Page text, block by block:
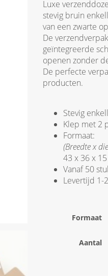
Luxe
stevig bruin
van een zwarte
De
geïntegreerde
openen zonder
De perfecte
producten.
Stevig
Klep met 2
Formaat:
(Breedte x
43 x 36 x
Vanaf 50
Levertijd 1-
Formaat
Aantal